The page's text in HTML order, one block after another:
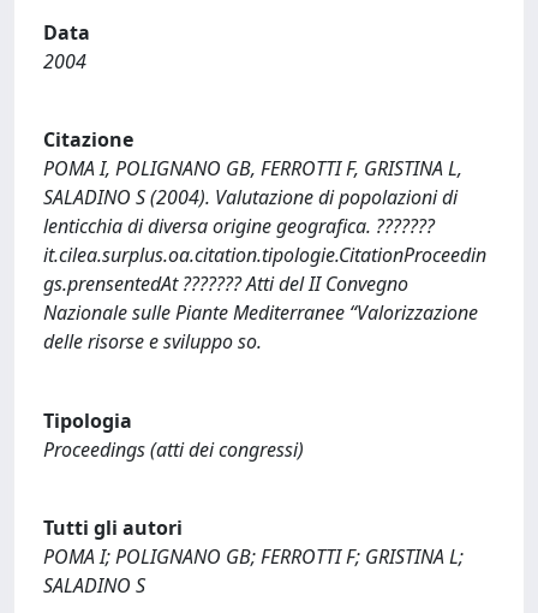
Data
2004
Citazione
POMA I, POLIGNANO GB, FERROTTI F, GRISTINA L,
SALADINO S (2004). Valutazione di popolazioni di
lenticchia di diversa origine geografica. ???????
it.cilea.surplus.oa.citation.tipologie.CitationProceedin
gs.prensentedAt ??????? Atti del II Convegno
Nazionale sulle Piante Mediterranee “Valorizzazione
delle risorse e sviluppo so.
Tipologia
Proceedings (atti dei congressi)
Tutti gli autori
POMA I; POLIGNANO GB; FERROTTI F; GRISTINA L;
SALADINO S